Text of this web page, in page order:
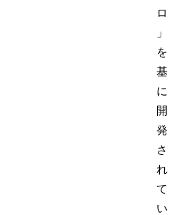
ロ
」
を
基
に
開
発
さ
れ
て
い